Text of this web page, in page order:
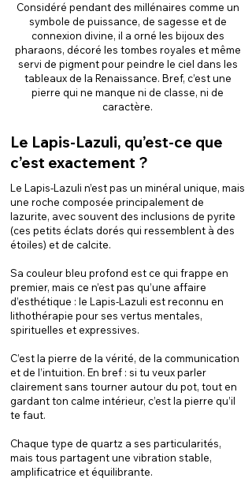
Considéré pendant des millénaires comme un
symbole de puissance, de sagesse et de
connexion divine, il a orné les bijoux des
pharaons, décoré les tombes royales et même
servi de pigment pour peindre le ciel dans les
tableaux de la Renaissance. Bref, c’est une
pierre qui ne manque ni de classe, ni de
caractère.
Le Lapis-Lazuli, qu’est-ce que
c’est exactement ?
Le Lapis-Lazuli n’est pas un minéral unique, mais
une roche composée principalement de
lazurite, avec souvent des inclusions de pyrite
(ces petits éclats dorés qui ressemblent à des
étoiles) et de calcite.
Sa couleur bleu profond est ce qui frappe en
premier, mais ce n’est pas qu’une affaire
d’esthétique : le Lapis-Lazuli est reconnu en
lithothérapie pour ses vertus mentales,
spirituelles et expressives.
C’est la pierre de la vérité, de la communication
et de l’intuition. En bref : si tu veux parler
clairement sans tourner autour du pot, tout en
gardant ton calme intérieur, c’est la pierre qu’il
te faut.
Chaque type de quartz a ses particularités,
mais tous partagent une vibration stable,
amplificatrice et équilibrante.